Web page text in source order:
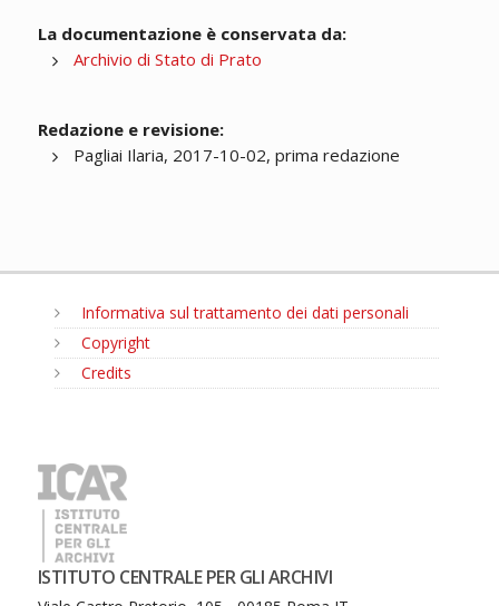
La documentazione è conservata da:
Archivio di Stato di Prato
Redazione e revisione:
Pagliai Ilaria, 2017-10-02, prima redazione
Informativa sul trattamento dei dati personali
Copyright
Credits
ISTITUTO CENTRALE PER GLI ARCHIVI